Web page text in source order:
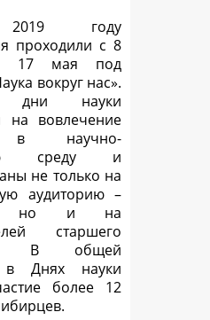
году
проходили с 8
17 мая под
вокруг нас».
дни науки
на вовлечение
в научно-
среду и
не только на
аудиторию –
но и на
старшего
В общей
в Днях науки
более 12